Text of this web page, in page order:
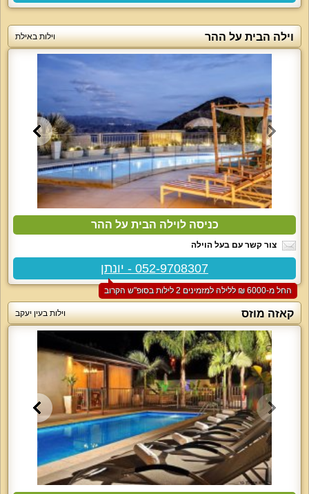
וילה הבית על ההר וילות באילת
כניסה לוילה הבית על ההר
צור קשר עם בעל הוילה
052-9708307 - יונתן
החל מ-‏6000 ₪ ללילה למזמינים 2 לילות בסופ"ש הקרוב
קאזה מוזס וילות בעין יעקב